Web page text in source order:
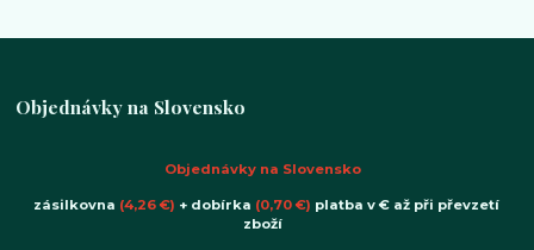
Objednávky na Slovensko
Objednávky na Slovensko
zásilkovna (4,26 €) + dobírka (0,70 €) platba v € až při převzetí
zboží